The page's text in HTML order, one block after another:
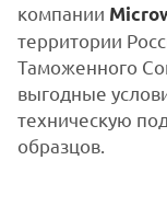
компании
территории
Таможенного
выгодные
техническую
образцов.